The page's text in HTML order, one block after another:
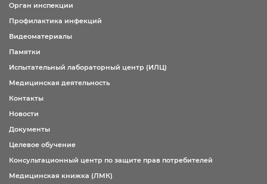
Орган инспекции
Профилактика инфекций
Видеоматериалы
Памятки
Испытательный лабораторный центр (ИЛЦ)
Медицинская деятельность
Контакты
Новости
Документы
Целевое обучение
Консультационный центр по защите прав потребителей
Медицинская книжка (ЛМК)